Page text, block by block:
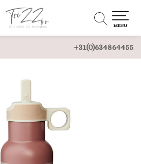
+31(0)634864455
MENU